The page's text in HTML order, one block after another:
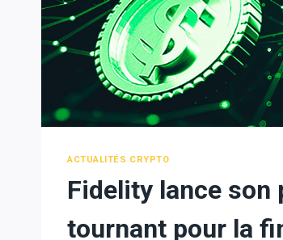
ACTUALITÉS CRYPTO
Fidelity lance son
tournant pour la